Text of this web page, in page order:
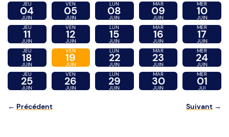
JEU
04
JUIN
VEN
05
JUIN
LUN
08
JUIN
MAR
09
JUIN
MER
10
JUIN
JEU
11
JUIN
VEN
12
JUIN
LUN
15
JUIN
MAR
16
JUIN
MER
17
JUIN
JEU
18
JUIN
VEN
19
JUIN
LUN
22
JUIN
MAR
23
JUIN
MER
24
JUIN
JEU
25
JUIN
VEN
26
JUIN
LUN
29
JUIN
MAR
30
JUIN
MER
01
JUI
← Précédent Suivant →